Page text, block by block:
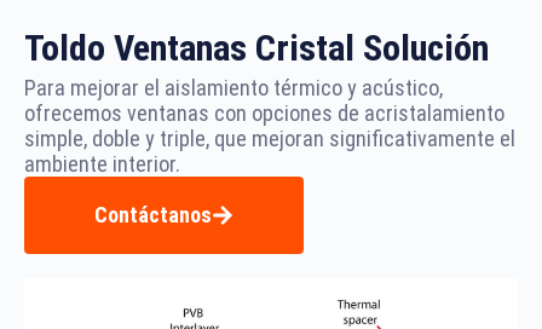
Toldo Ventanas Cristal Solución
Para mejorar el aislamiento térmico y acústico,
ofrecemos ventanas con opciones de acristalamiento
simple, doble y triple, que mejoran significativamente el
ambiente interior.
Contáctanos